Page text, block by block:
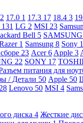
2 17.0 1 17.3 17 18.4 3
131 LG 2 MSI 23
Bell 5 SAMSUNG
1 Samsung 8 Sony
23 Acer6 Apple 3
22 SONY 17
питания для
/ Детали 50 Apple 50
28 Lenovo 50 MSI 4
диска 4 Жесткие